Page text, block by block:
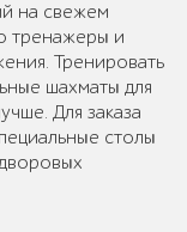
на свежем
тренажеры и
Тренировать
шахматы для
Для заказа
столы